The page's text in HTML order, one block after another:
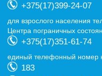
+375(17)399-24-07
для взрослого населения
Центра пограничных
+375(17)351-61-74
eдиный телефонный номер
183